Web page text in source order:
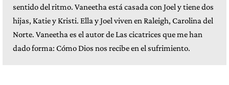
sentido del ritmo. Vaneetha está casada con Joel y tiene dos
hijas, Katie y Kristi. Ella y Joel viven en Raleigh, Carolina del
Norte. Vaneetha es el autor de Las cicatrices que me han
dado forma: Cómo Dios nos recibe en el sufrimiento.